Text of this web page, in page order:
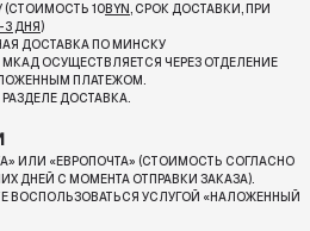
(СТОИМОСТЬ 10BYN, СРОК ДОСТАВКИ, ПРИ
3 ДНЯ )
ДОСТАВКА ПО МИНСКУ
ОСУЩЕСТВЛЯЕТСЯ ЧЕРЕЗ ОТДЕЛЕНИЕ
ПЛАТЕЖОМ.
ДОСТАВКА.
ИЛИ «ЕВРОПОЧТА» (СТОИМОСТЬ СОГЛАСНО
ДНЕЙ С МОМЕНТА ОТПРАВКИ ЗАКАЗА).
ВОСПОЛЬЗОВАТЬСЯ УСЛУГОЙ «НАЛОЖЕННЫЙ